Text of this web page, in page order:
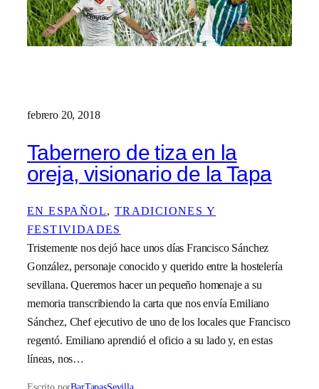
febrero 20, 2018
Tabernero de tiza en la
oreja, visionario de la Tapa
EN ESPAÑOL, TRADICIONES Y
FESTIVIDADES
Tristemente nos dejó hace unos días Francisco Sánchez
González, personaje conocido y querido entre la hostelería
sevillana. Queremos hacer un pequeño homenaje a su
memoria transcribiendo la carta que nos envía Emiliano
Sánchez, Chef ejecutivo de uno de los locales que Francisco
regentó. Emiliano aprendió el oficio a su lado y, en estas
líneas, nos…
Escrito porBarTapasSevilla